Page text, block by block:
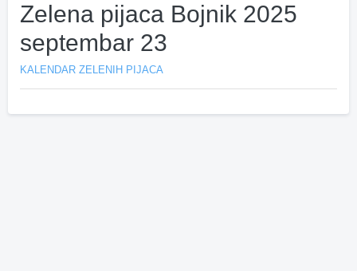
Zelena pijaca Bojnik 2025
septembar 23
KALENDAR ZELENIH PIJACA